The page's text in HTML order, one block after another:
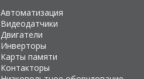
Автоматизация
Видеодатчики
Двигатели
Инверторы
Карты памяти
Контакторы